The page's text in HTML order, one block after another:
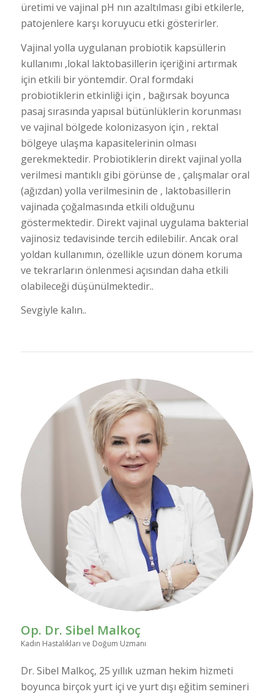
üretimi ve vajinal pH nın azaltılması gibi etkilerle,
patojenlere karşı koruyucu etki gösterirler.
Vajinal yolla uygulanan probiotik kapsüllerin
kullanımı ,lokal laktobasillerin içeriğini artırmak
için etkili bir yöntemdir. Oral formdaki
probiotiklerin etkinliği için , bağırsak boyunca
pasaj sırasında yapısal bütünlüklerin korunması
ve vajinal bölgede kolonizasyon için , rektal
bölgeye ulaşma kapasitelerinin olması
gerekmektedir. Probiotiklerin direkt vajinal yolla
verilmesi mantıklı gibi görünse de , çalışmalar oral
(ağızdan) yolla verilmesinin de , laktobasillerin
vajinada çoğalmasında etkili olduğunu
göstermektedir. Direkt vajinal uygulama bakterial
vajinosiz tedavisinde tercih edilebilir. Ancak oral
yoldan kullanımın, özellikle uzun dönem koruma
ve tekrarların önlenmesi açısından daha etkili
olabileceği düşünülmektedir..
Sevgiyle kalın..
Hakkımda
Op. Dr. Sibel Malkoç
Kadın Hastalıkları ve Doğum Uzmanı
Dr. Sibel Malkoç, 25 yıllık uzman hekim hizmeti
boyunca birçok yurt içi ve yurt dışı eğitim semineri